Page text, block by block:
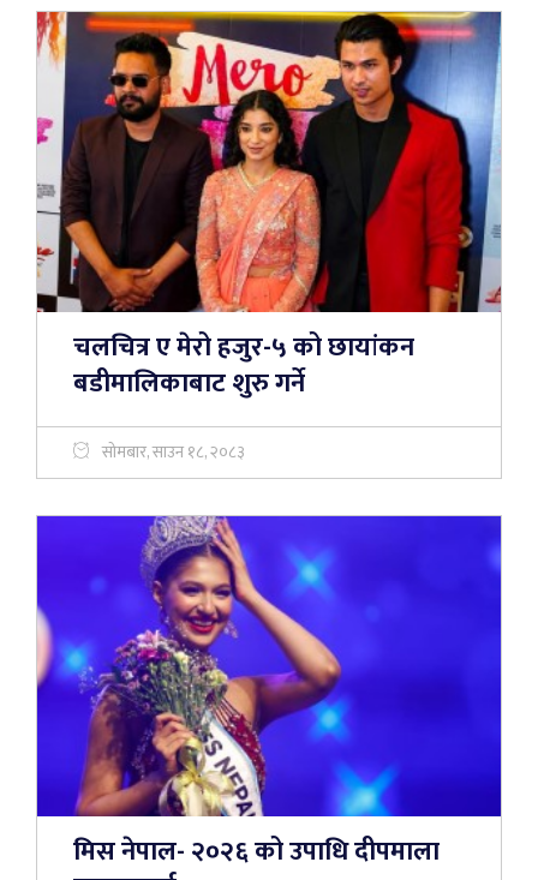
चलचित्र ए मेरो हजुर-५ को छायांकन
बडीमालिकाबाट शुरु गर्ने
सोमबार, साउन १८, २०८३
मिस नेपाल- २०२६ को उपाधि दीपमाला